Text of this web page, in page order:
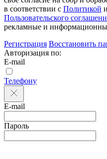
в соответствии с Политикой
Пользовательского
рекламные и
Регистрация Восстановить
Авторизация по:
E-mail
Телефону
E-mail
Пароль